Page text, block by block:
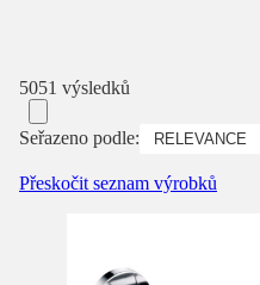
5051 výsledků
Seřazeno podle:
Přeskočit seznam výrobků